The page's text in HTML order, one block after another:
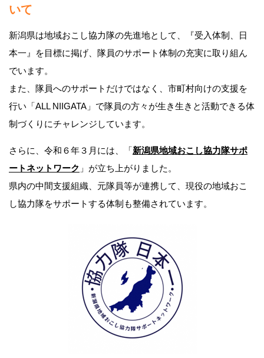
いて
新潟県は地域おこし協力隊の先進地として、『受入体制、日
本一』を目標に掲げ、隊員のサポート体制の充実に取り組ん
でいます。
また、隊員へのサポートだけではなく、市町村向けの支援を
行い「ALL NIIGATA」で隊員の方々が生き生きと活動できる体
制づくりにチャレンジしています。
さらに、令和６年３月には、「新潟県地域おこし協力隊サポ
ートネットワーク 」が立ち上がりました。
県内の中間支援組織、元隊員等が連携して、現役の地域おこ
し協力隊をサポートする体制も整備されています。